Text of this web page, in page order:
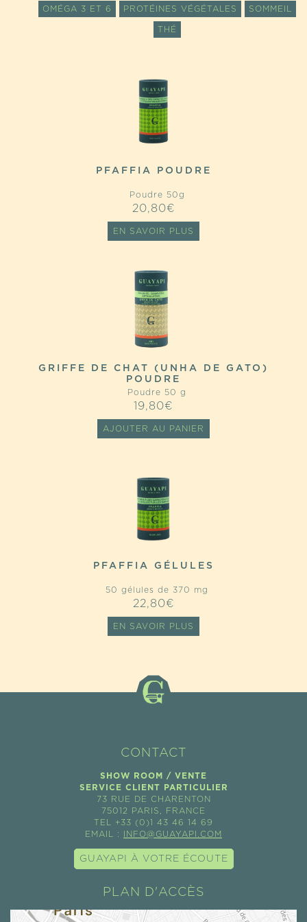
OMÉGA 3 ET 6 PROTÉINES VÉGÉTALES SOMMEIL
THÉ
PFAFFIA POUDRE
Poudre 50g
20,80€
EN SAVOIR PLUS
GRIFFE DE CHAT (UNHA DE GATO)
POUDRE
Poudre 50 g
19,80€
AJOUTER AU PANIER
PFAFFIA GÉLULES
50 gélules de 370 mg
22,80€
EN SAVOIR PLUS
CONTACT
SHOW ROOM / VENTE
SERVICE CLIENT PARTICULIER
73 RUE DE CHARENTON
75012 PARIS, FRANCE
TEL +33 (0)1 43 46 14 69
EMAIL :
INFO@GUAYAPI.COM
GUAYAPI À VOTRE ÉCOUTE
PLAN D'ACCÈS